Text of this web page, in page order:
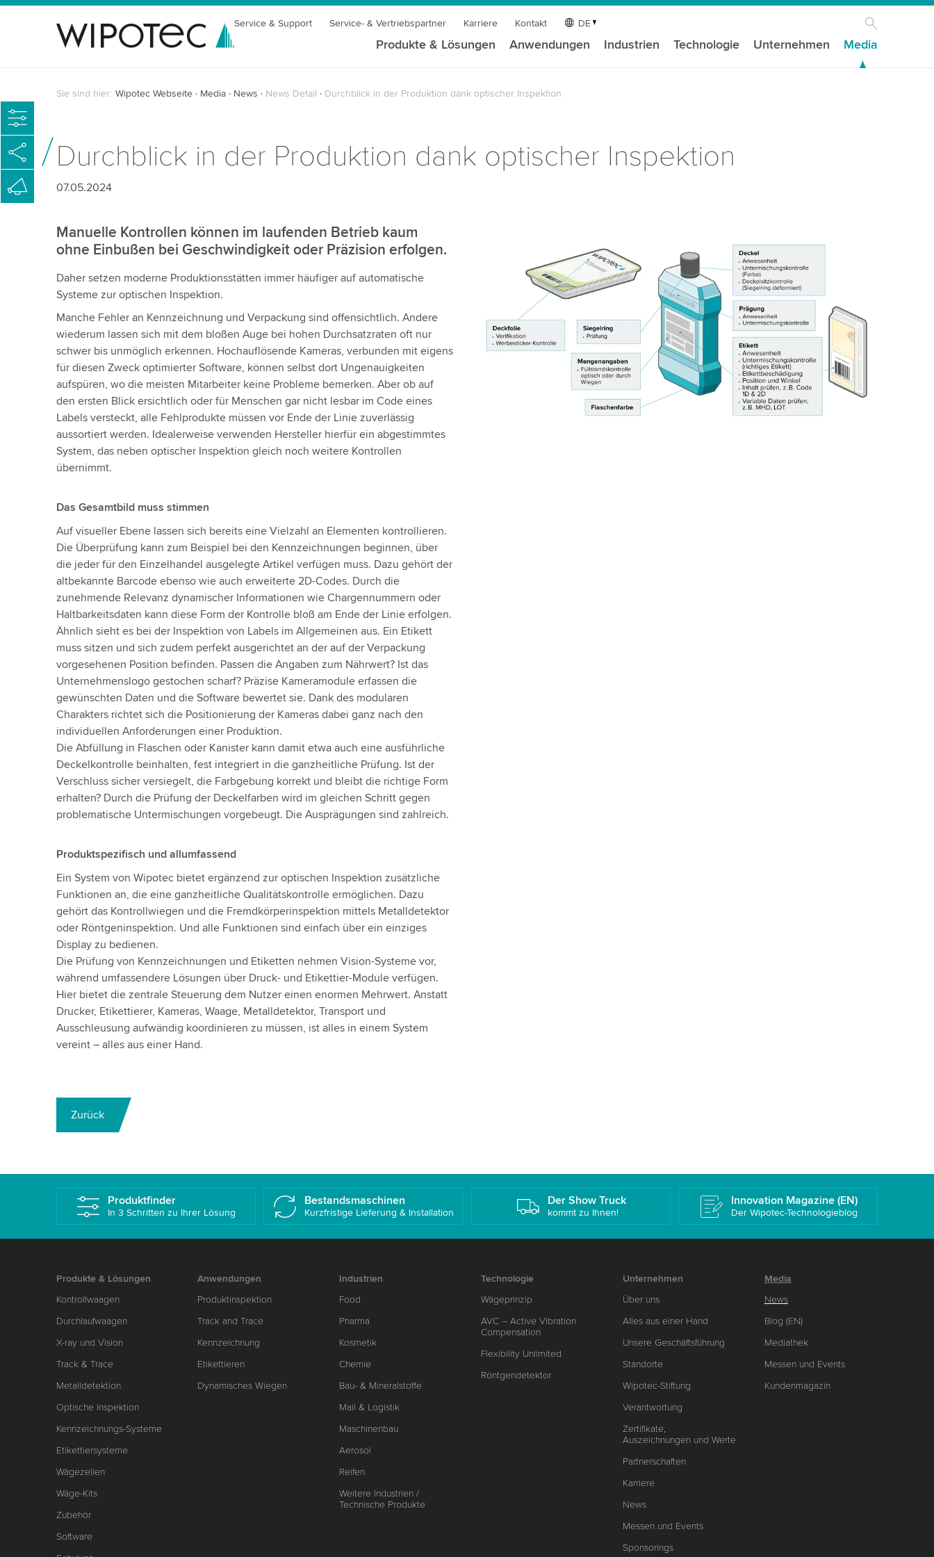
Service & Support Service- & Vertriebspartner Karriere Kontakt DE
Produkte & Lösungen Anwendungen Industrien Technologie Unternehmen Media
Sie sind hier: Wipotec Webseite Media News News Detail Durchblick in der Produktion dank optischer Inspektion
Durchblick in der Produktion dank optischer Inspektion
07.05.2024
Manuelle Kontrollen können im laufenden Betrieb kaum
ohne Einbußen bei Geschwindigkeit oder Präzision erfolgen.
Daher setzen moderne Produktionsstätten immer häufiger auf automatische
Systeme zur optischen Inspektion.
Manche Fehler an Kennzeichnung und Verpackung sind offensichtlich. Andere
wiederum lassen sich mit dem bloßen Auge bei hohen Durchsatzraten oft nur
schwer bis unmöglich erkennen. Hochauflösende Kameras, verbunden mit eigens
für diesen Zweck optimierter Software, können selbst dort Ungenauigkeiten
aufspüren, wo die meisten Mitarbeiter keine Probleme bemerken. Aber ob auf
den ersten Blick ersichtlich oder für Menschen gar nicht lesbar im Code eines
Labels versteckt, alle Fehlprodukte müssen vor Ende der Linie zuverlässig
aussortiert werden. Idealerweise verwenden Hersteller hierfür ein abgestimmtes
System, das neben optischer Inspektion gleich noch weitere Kontrollen
übernimmt.
Das Gesamtbild muss stimmen
Auf visueller Ebene lassen sich bereits eine Vielzahl an Elementen kontrollieren.
Die Überprüfung kann zum Beispiel bei den Kennzeichnungen beginnen, über
die jeder für den Einzelhandel ausgelegte Artikel verfügen muss. Dazu gehört der
altbekannte Barcode ebenso wie auch erweiterte 2D-Codes. Durch die
zunehmende Relevanz dynamischer Informationen wie Chargennummern oder
Haltbarkeitsdaten kann diese Form der Kontrolle bloß am Ende der Linie erfolgen.
Ähnlich sieht es bei der Inspektion von Labels im Allgemeinen aus. Ein Etikett
muss sitzen und sich zudem perfekt ausgerichtet an der auf der Verpackung
vorgesehenen Position befinden. Passen die Angaben zum Nährwert? Ist das
Unternehmenslogo gestochen scharf? Präzise Kameramodule erfassen die
gewünschten Daten und die Software bewertet sie. Dank des modularen
Charakters richtet sich die Positionierung der Kameras dabei ganz nach den
individuellen Anforderungen einer Produktion.
Die Abfüllung in Flaschen oder Kanister kann damit etwa auch eine ausführliche
Deckelkontrolle beinhalten, fest integriert in die ganzheitliche Prüfung. Ist der
Verschluss sicher versiegelt, die Farbgebung korrekt und bleibt die richtige Form
erhalten? Durch die Prüfung der Deckelfarben wird im gleichen Schritt gegen
problematische Untermischungen vorgebeugt. Die Ausprägungen sind zahlreich.
Produktspezifisch und allumfassend
Ein System von Wipotec bietet ergänzend zur optischen Inspektion zusätzliche
Funktionen an, die eine ganzheitliche Qualitätskontrolle ermöglichen. Dazu
gehört das Kontrollwiegen und die Fremdkörperinspektion mittels Metalldetektor
oder Röntgeninspektion. Und alle Funktionen sind einfach über ein einziges
Display zu bedienen.
Die Prüfung von Kennzeichnungen und Etiketten nehmen Vision-Systeme vor,
während umfassendere Lösungen über Druck- und Etikettier-Module verfügen.
Hier bietet die zentrale Steuerung dem Nutzer einen enormen Mehrwert. Anstatt
Drucker, Etikettierer, Kameras, Waage, Metalldetektor, Transport und
Ausschleusung aufwändig koordinieren zu müssen, ist alles in einem System
vereint – alles aus einer Hand.
Zurück
Produktfinder
In 3 Schritten zu Ihrer Lösung
Bestandsmaschinen
Kurzfristige Lieferung & Installation
Der Show Truck
kommt zu Ihnen!
Innovation Magazine (EN)
Der Wipotec-Technologieblog
Produkte & Lösungen
Kontrollwaagen
Durchlaufwaagen
X-ray und Vision
Track & Trace
Metalldetektion
Optische Inspektion
Kennzeichnungs-Systeme
Etikettiersysteme
Wägezellen
Wäge-Kits
Zubehör
Software
Anwendungen
Produktinspektion
Track and Trace
Kennzeichnung
Etikettieren
Dynamisches Wiegen
Industrien
Food
Pharma
Kosmetik
Chemie
Bau- & Mineralstoffe
Mail & Logistik
Maschinenbau
Aerosol
Reifen
Weitere Industrien /
Technische Produkte
Technologie
Wägeprinzip
AVC – Active Vibration
Compensation
Flexibility Unlimited
Röntgendetektor
Unternehmen
Über uns
Alles aus einer Hand
Unsere Geschäftsführung
Standorte
Wipotec-Stiftung
Verantwortung
Zertifikate,
Auszeichnungen und Werte
Partnerschaften
Karriere
News
Messen und Events
Sponsorings
Media
News
Blog (EN)
Mediathek
Messen und Events
Kundenmagazin